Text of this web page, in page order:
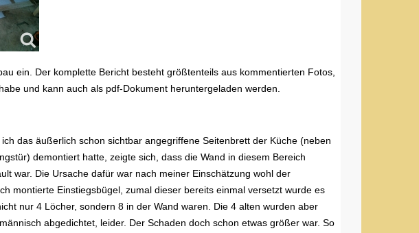
ein. Der komplette Bericht besteht größtenteils aus kommentierten Fotos,
und kann auch als pdf-Dokument heruntergeladen werden.
ich das äußerlich schon sichtbar angegriffene Seitenbrett der Küche (neben
demontiert hatte, zeigte sich, dass die Wand in diesem Bereich
war. Die Ursache dafür war nach meiner Einschätzung wohl der
montierte Einstiegsbügel, zumal dieser bereits einmal versetzt wurde es
nur 4 Löcher, sondern 8 in der Wand waren. Die 4 alten wurden aber
abgedichtet, leider. Der Schaden doch schon etwas größer war. So